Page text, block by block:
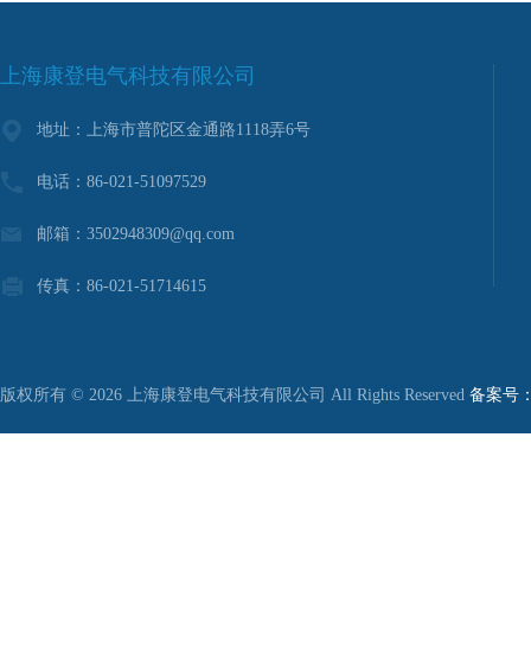
上海康登电气科技有限公司
地址：上海市普陀区金通路1118弄6号
电话：86-021-51097529
邮箱：3502948309@qq.com
传真：86-021-51714615
版权所有 © 2026 上海康登电气科技有限公司 All Rights Reserved 备案号